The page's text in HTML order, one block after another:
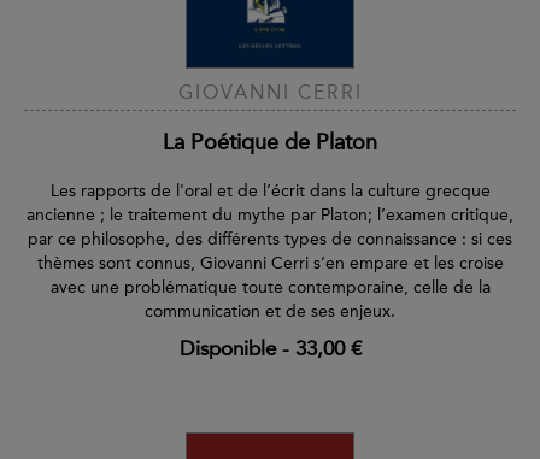
GIOVANNI CERRI
La Poétique de Platon
Les rapports de l'oral et de l’écrit dans la culture grecque
ancienne ; le traitement du mythe par Platon; l’examen critique,
par ce philosophe, des différents types de connaissance : si ces
thèmes sont connus, Giovanni Cerri s’en empare et les croise
avec une problématique toute contemporaine, celle de la
communication et de ses enjeux.
Disponible- 33,00 €